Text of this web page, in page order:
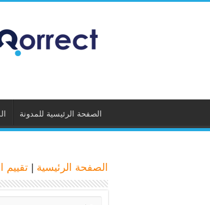
الصفحة الرئيسية للمدونة
الصفحة الرئيسية | تقييم